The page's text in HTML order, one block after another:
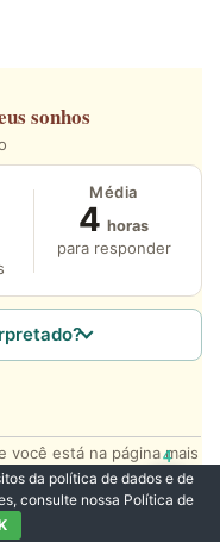
sonhos
Média
4 horas
para responder
você está na página mais
sonho.da política de dados e de
consulte nossa Política de
4